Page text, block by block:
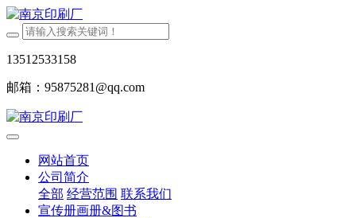
13512533158
邮箱：95875281@qq.com
网站首页
公司简介
全部 经营范围 联系我们
宣传册画册&图书